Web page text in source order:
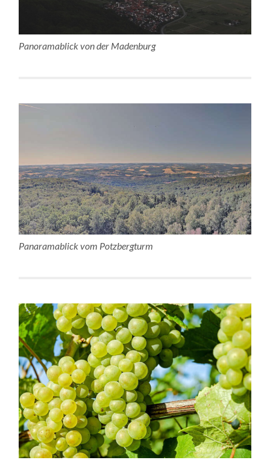
Panoramablick von der Madenburg
Panaramablick vom Potzbergturm